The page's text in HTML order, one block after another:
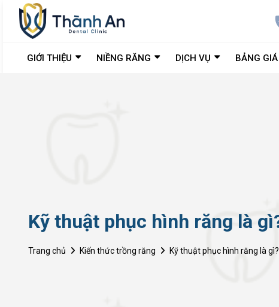
GIỚI THIỆU NIỀNG RĂNG DỊCH VỤ BẢNG GIÁ
Kỹ thuật phục hình răng là
Trang chủ Kiến thức trồng răng Kỹ thuật phục hình răng là